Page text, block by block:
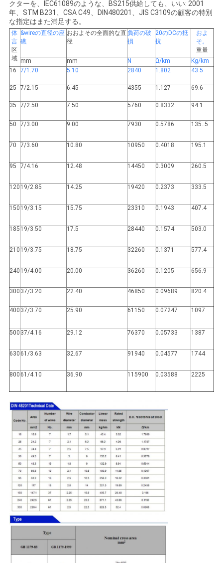
クターを、IEC61089のような、BS215供給しても、いい: 2001
年、STM B231、CSA C49、DIN480201、JIS C3109の顧客の特別
な指定はまた満足する。
体
言
区
域
&wireの直径の座
礁
おおよその全面的な直
径
負荷の破
損
20のDCの抵
抗
およ
そ。
重量
mm
mm N Ω/km
Kg/km
16
7/1.70 5.10 2840 1.802 43.5
25 7/2.15 6.45 4355 1.127 69.6
35 7/2.50 7.50 5760 0.8332 94.1
50 7/3.00 9.00 7930 0.5786 135..5
70 7/3.60 10.80 10950 0.4018 195.1
95 7/4.16 12.48 14450 0.3009 260.5
120 19/2.85 14.25 19420 0.2373 333.5
150 19/3.15 15.75 23310 0.1943 407.4
185 19/3.50 17.5 28440 0.1574 503.0
210 19/3.75 18.75 32260 0.1371 577.4
240 19/4.00 20.00 36260 0.1205 656.9
300 37/3.20 22.40 46850 0.09689 820.4
400 37/3.70 25.90 61150 0.07247 1097
500 37/4.16 29.12 76370 0.05733 1387
630 61/3.63 32.67 91940 0.04577 1744
800 61/4.10 36.90 115900 0.03588 2225